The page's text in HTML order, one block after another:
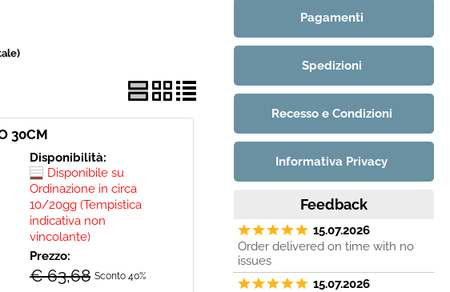
30CM
Disponibilità:
Disponibile su
Ordinazione in circa
10/20gg (Tempistica
indicativa non
vincolante)
Prezzo:
€ 63,68 Sconto 40%
Pagamenti
Spedizioni
Recesso e Condizioni
Informativa Privacy
Feedback
15.07.2026
Order delivered on time with no
issues
15.07.2026